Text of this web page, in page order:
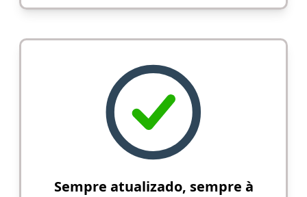
Sempre atualizado, sempre à